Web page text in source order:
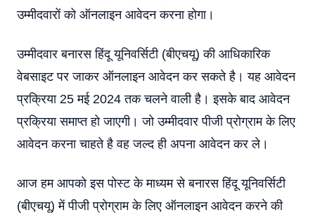
उम्मीदवारों को ऑनलाइन आवेदन करना होगा।
उम्मीदवार बनारस हिंदू यूनिवर्सिटी (बीएचयू) की आधिकारिक
वेबसाइट पर जाकर ऑनलाइन आवेदन कर सकते है। यह आवेदन
प्रक्रिया 25 मई 2024 तक चलने वाली है। इसके बाद आवेदन
प्रक्रिया समाप्त हो जाएगी। जो उम्मीदवार पीजी प्रोग्राम के लिए
आवेदन करना चाहते है वह जल्द ही अपना आवेदन कर ले।
आज हम आपको इस पोस्ट के माध्यम से बनारस हिंदू यूनिवर्सिटी
(बीएचयू) में पीजी प्रोग्राम के लिए ऑनलाइन आवेदन करने की